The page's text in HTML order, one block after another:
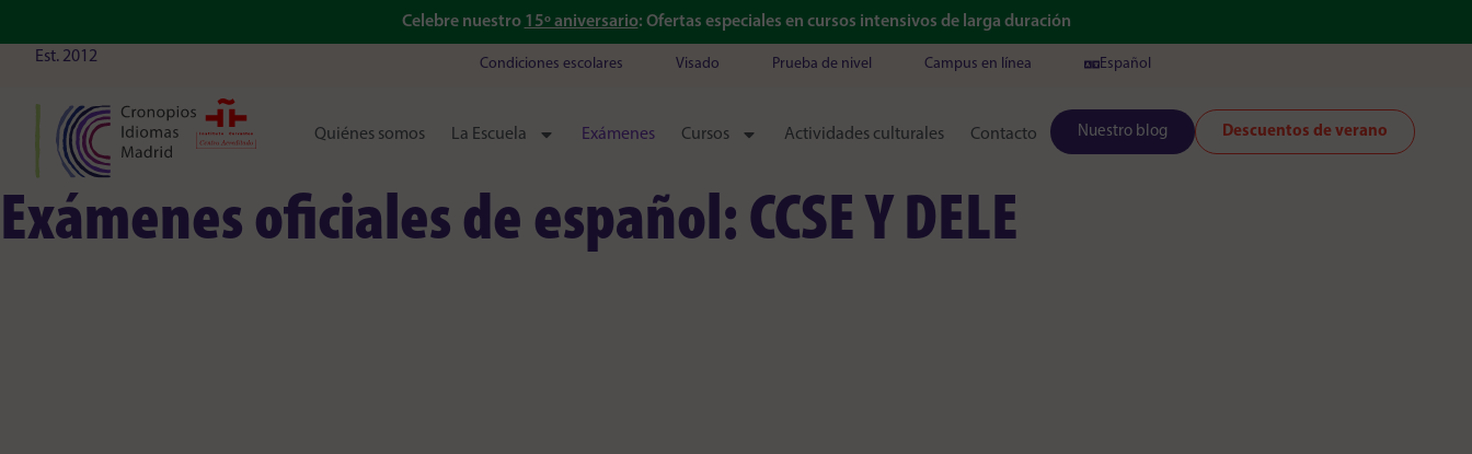
Celebre nuestro 15º aniversario: Ofertas especiales en cursos intensivos de larga duración
Est. 2012
Condiciones escolares Visado Prueba de nivel Campus en línea Español
Quiénes somos La Escuela Exámenes Cursos Actividades culturales Contacto Nuestro blog Descuentos de verano
Exámenes oficiales de español: CCSE Y DELE